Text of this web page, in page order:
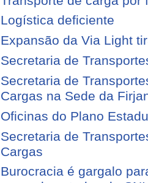
Logística deficiente
Expansão da Via Light
Secretaria de
Secretaria de
Cargas na Sede da
Oficinas do Plano
Secretaria de
Cargas
Burocracia é gargalo